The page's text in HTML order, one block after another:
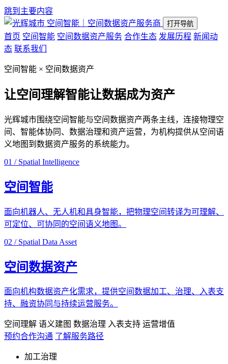
跳到主要内容
空间智能｜空间数据资产服务商
打开导航
首页 空间智能 空间数据资产服务 合作生态 发展历程 新闻动
态 联系我们
空间智能 × 空间数据资产
让空间理解智能让数据成为资产
光辉城市围绕空间智能与空间数据资产两条主线，连接物理空
间、智能体协同、数据治理和资产运营，为机构提供从空间语
义地图到数据资产服务的系统能力。
01 / Spatial Intelligence
空间智能
面向机器人、无人机和具身智能，把物理空间转译为可理解、
可定位、可协同的空间语义地图。
02 / Spatial Data Asset
空间数据资产
面向机构数据资产化需求，提供空间数据加工、治理、入表支
持、融资协同与持续运营服务。
空间理解 语义建图 数据治理 入表支持 运营增值
预约合作沟通 了解服务路径
加工治理